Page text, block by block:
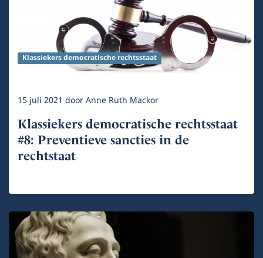
Klassiekers democratische rechtsstaat
15 juli 2021 doorAnne Ruth Mackor
Klassiekers democratische rechtsstaat
#8: Preventieve sancties in de
rechtstaat